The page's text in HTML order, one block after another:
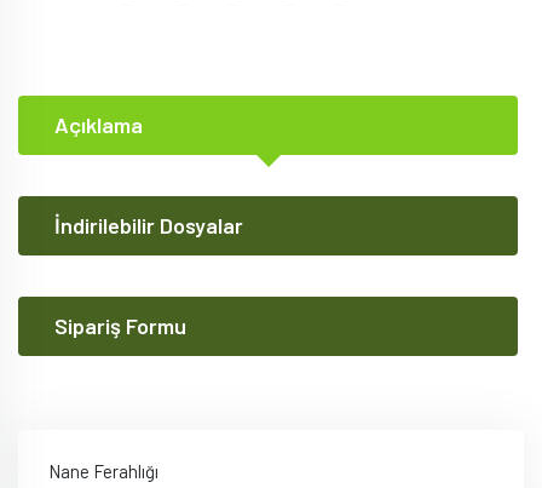
Açıklama
İndirilebilir Dosyalar
Sipariş Formu
Nane Ferahlığı